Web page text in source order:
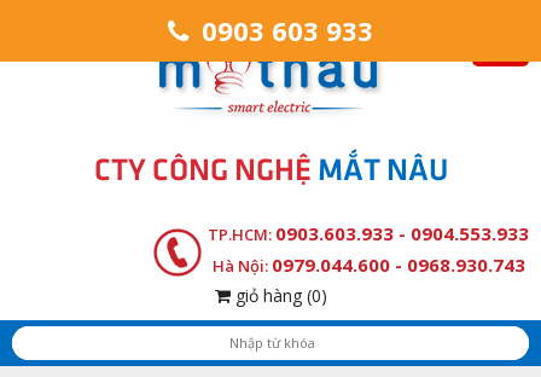
CTY CÔNG NGHỆ MẮT NÂU
TP.HCM: 0903.603.933 - 0904.553.933
Hà Nội: 0979.044.600 - 0968.930.743
giỏ hàng (0)
0903 603 933